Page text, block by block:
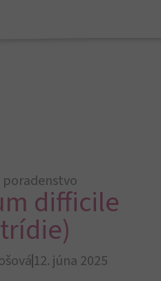
difficile
12. júna 2025